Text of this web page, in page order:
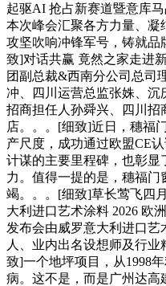
起驱AI 抢占新赛道暨意库
本次峰会汇聚各方力量、凝
攻坚吹响冲锋军号，铸就品
致]对话共赢 竟然之家走进
团副总裁&西南分公司总司
冲、四川运营总监张姝、
招商担任人孙舜兴、四川
店。。。[细致]近日，穗福
产尺度，成功通过欧盟CE
计谋的主要里程碑，也彰
力。值得一提的是，穗福
竭。。。[细致]草长莺飞四
大利进口艺术涂料 2026 欧
发布会由威罗意大利进口
人、业内出名设想师及行
致]一个地坪项目，从1998
病。这不是，而是广州达